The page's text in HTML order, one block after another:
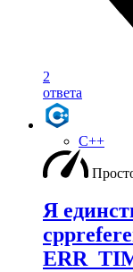
2
ответа
C++
Я